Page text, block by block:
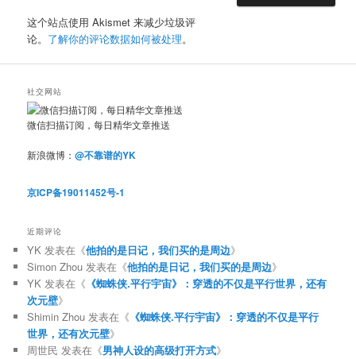
这个站点使用 Akismet 来减少垃圾评
论。 了解你的评论数据如何被处理。
社交网站
微信扫描订阅，每日精华文章推送
新浪微博：@不靠谱的YK
京ICP备19011452号-1
近期评论
YK 发表在《他拍的是日记，我们买的是周边》
Simon Zhou 发表在《他拍的是日记，我们买的是周边》
YK 发表在《 《蜘蛛侠.平行宇宙》：穿透的不仅是平行世界，还有
次元壁》
Shimin Zhou 发表在《 《蜘蛛侠.平行宇宙》：穿透的不仅是平行
世界，还有次元壁》
周世民 发表在《男神人设的高级打开方式》